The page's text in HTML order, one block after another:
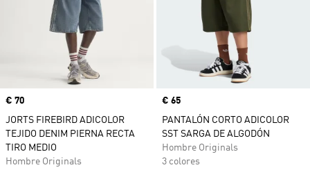
Precio
€ 70
JORTS FIREBIRD ADICOLOR
TEJIDO DENIM PIERNA RECTA
TIRO MEDIO
Hombre Originals
Precio
€ 65
PANTALÓN CORTO ADICOLOR
SST SARGA DE ALGODÓN
Hombre Originals
3 colores